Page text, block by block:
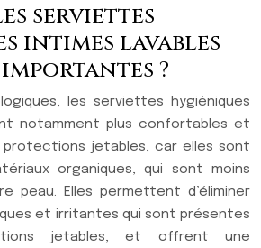
serviettes
intimes lavables
?
les serviettes hygiéniques
notamment plus confortables et
protections jetables, car elles sont
organiques, qui sont moins
peau. Elles permettent d’éliminer
et irritantes qui sont présentes
jetables, et offrent une